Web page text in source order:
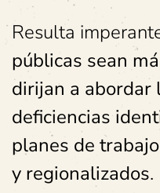
Resulta
públicas sean
dirijan a abordar
deficiencias
planes de
y regionalizados.